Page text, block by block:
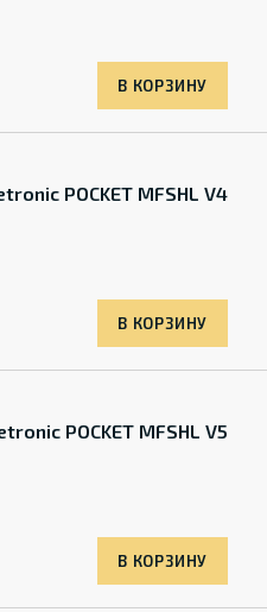
В КОРЗИНУ
POCKET MFSHL V4
В КОРЗИНУ
POCKET MFSHL V5
В КОРЗИНУ